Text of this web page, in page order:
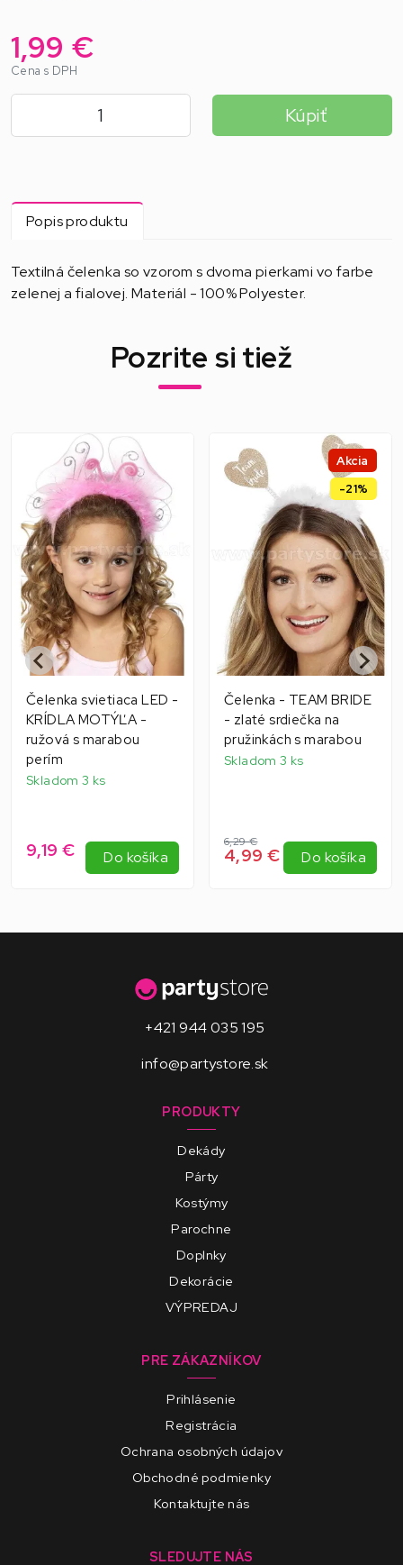
1,99 €
Cena s DPH
Kúpiť
Popis produktu
Textilná čelenka so vzorom s dvoma pierkami vo farbe
zelenej a fialovej. Materiál - 100% Polyester.
Pozrite si tiež
Čelenka svietiaca LED -
KRÍDLA MOTÝĽA -
ružová s marabou
perím
Skladom 3 ks
9,19 € Do košíka
Akcia
-21%
Čelenka - TEAM BRIDE
- zlaté srdiečka na
pružinkách s marabou
Skladom 3 ks
6,29 €
4,99 € Do košíka
+421 944 035 195
info@partystore.sk
PRODUKTY
Dekády
Párty
Kostýmy
Parochne
Doplnky
Dekorácie
VÝPREDAJ
PRE ZÁKAZNÍKOV
Prihlásenie
Registrácia
Ochrana osobných údajov
Obchodné podmienky
Kontaktujte nás
SLEDUJTE NÁS